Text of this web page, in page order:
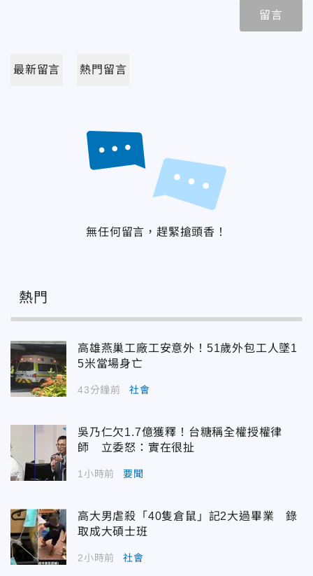
留言
最新留言 熱門留言
無任何留言，趕緊搶頭香！
熱門
高雄燕巢工廠工安意外！51歲外包工人墜1
5米當場身亡
43分鐘前 社會
吳乃仁欠1.7億獲釋！台糖稱全權授權律
師 立委怒：實在很扯
1小時前 要聞
高大男虐殺「40隻倉鼠」記2大過畢業 錄
取成大碩士班
2小時前 社會